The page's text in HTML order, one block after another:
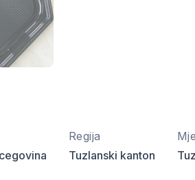
Regija
Tuzlanski kanton